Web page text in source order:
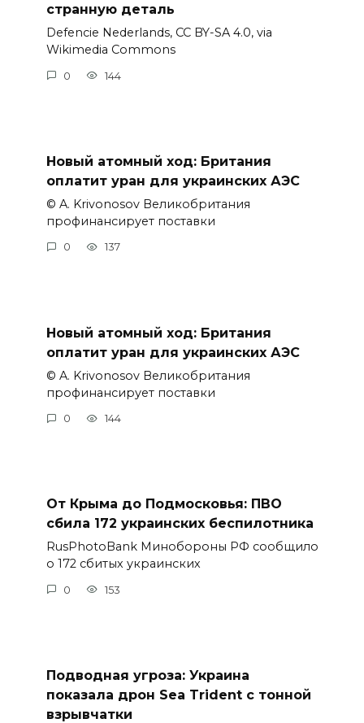
странную деталь
Defencie Nederlands, CC BY-SA 4.0, via
Wikimedia Commons
0 144
Новый атомный ход: Британия
оплатит уран для украинских АЭС
© A. Krivonosov Великобритания
профинансирует поставки
0 137
Новый атомный ход: Британия
оплатит уран для украинских АЭС
© A. Krivonosov Великобритания
профинансирует поставки
0 144
От Крыма до Подмосковья: ПВО
сбила 172 украинских беспилотника
RusPhotoBank Минобороны РФ сообщило
о 172 сбитых украинских
0 153
Подводная угроза: Украина
показала дрон Sea Trident с тонной
взрывчатки